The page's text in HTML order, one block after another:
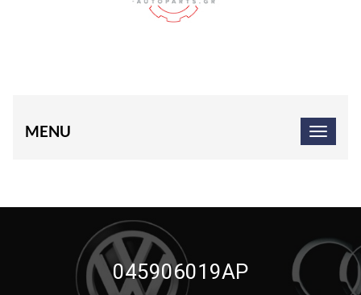
MENU
045906019AP